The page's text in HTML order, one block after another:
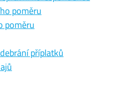
poměru
poměru
příplatků